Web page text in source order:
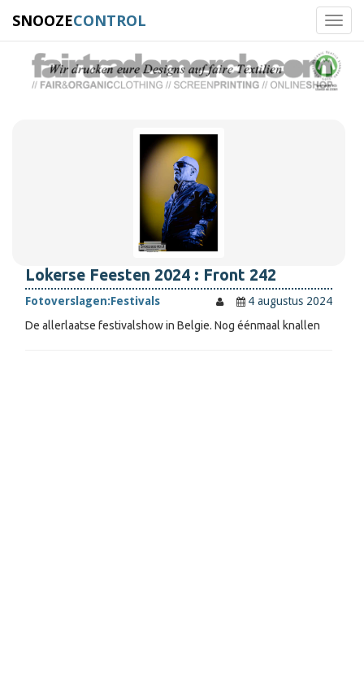
SNOOZECONTROL
Lokerse Feesten 2024 : Front 242
Fotoverslagen:Festivals
4 augustus 2024
De allerlaatse festivalshow in Belgie. Nog éénmaal knallen